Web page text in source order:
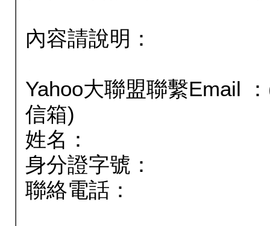
內容請說明：
Yahoo大聯盟聯繫Email
信箱)
姓名：
身分證字號：
聯絡電話：